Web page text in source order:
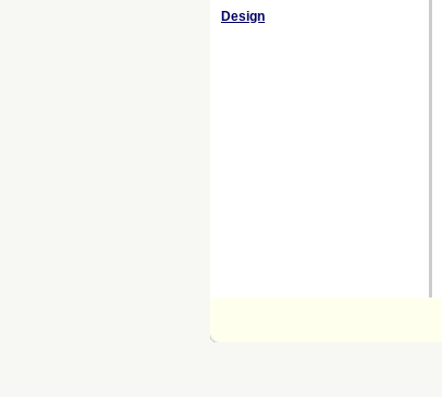
Design